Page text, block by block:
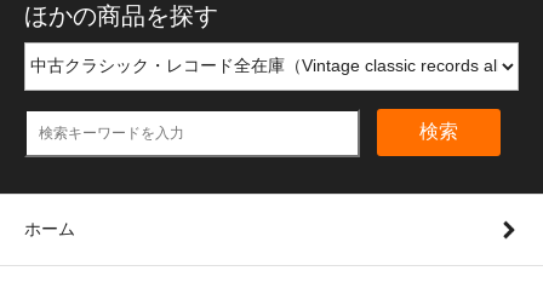
ほかの商品を探す
検索
ホーム